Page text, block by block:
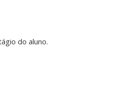
do aluno.